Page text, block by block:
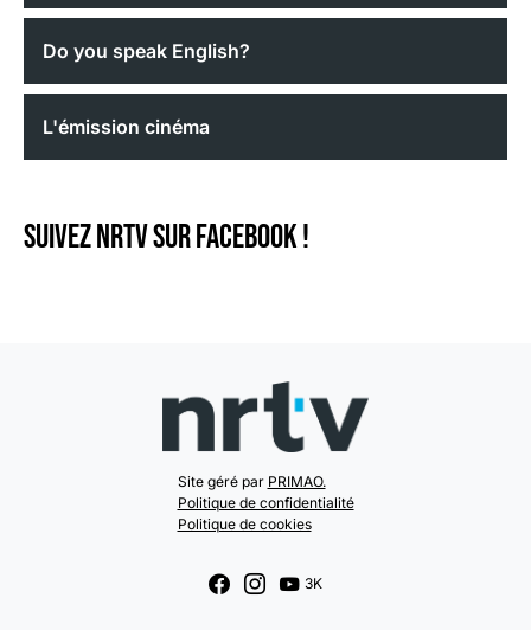
Do you speak English?
L'émission cinéma
Suivez NRTV sur Facebook !
Site géré par PRIMAO.
Politique de confidentialité
Politique de cookies
3K